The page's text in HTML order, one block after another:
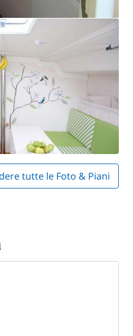
tutte le Foto & Piani